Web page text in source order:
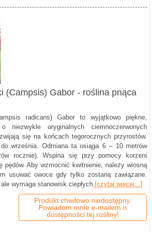
(Campsis) Gabor - roślina pnąca
radicans) Gabor to wyjątkowo piękne,
niezwykle oryginalnych ciemnoczerwonych
się na końcach tegorocznych przyrostów.
września. Odmiana ta osiąga 6 – 10 metrów
rocznie). Wspina się przy pomocy korzeni
pędów. Aby wzmocnić kwitnienie, należy wiosną
usuwać owoce gdy tylko zostaną zawiązane.
wymaga stanowisk ciepłych[czytaj więcej...]
Produkt chwilowo niedostępny.
Powiadom mnie e-mailem o
dostępności tej rośliny!